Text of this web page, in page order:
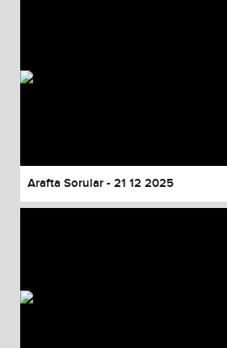
Arafta Sorular - 21 12 2025